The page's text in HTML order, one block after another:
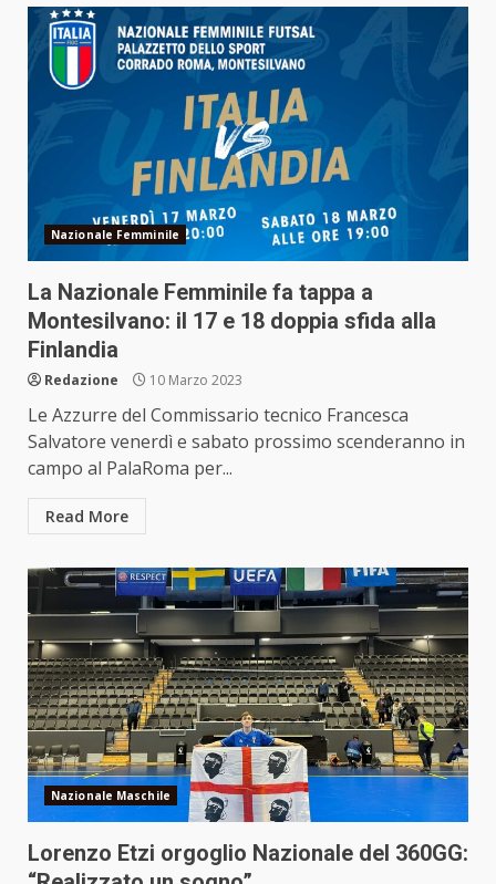
Nazionale Femminile
La Nazionale Femminile fa tappa a
Montesilvano: il 17 e 18 doppia sfida alla
Finlandia
Redazione 10 Marzo 2023
Le Azzurre del Commissario tecnico Francesca
Salvatore venerdì e sabato prossimo scenderanno in
campo al PalaRoma per...
Read More
Nazionale Maschile
Lorenzo Etzi orgoglio Nazionale del 360GG: